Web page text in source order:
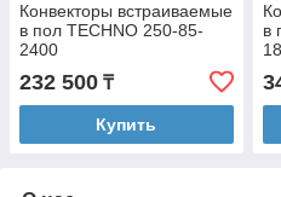
Конвекторы встраиваемые
в пол TECHNO 250-85-
2400
232 500 ₸
Купить
в